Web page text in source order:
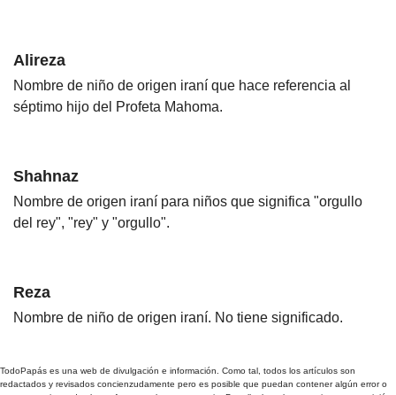
Alireza
Nombre de niño de origen iraní que hace referencia al
séptimo hijo del Profeta Mahoma.
Shahnaz
Nombre de origen iraní para niños que significa "orgullo
del rey", "rey" y "orgullo".
Reza
Nombre de niño de origen iraní. No tiene significado.
TodoPapás es una web de divulgación e información. Como tal, todos los artículos son
redactados y revisados concienzudamente pero es posible que puedan contener algún error o